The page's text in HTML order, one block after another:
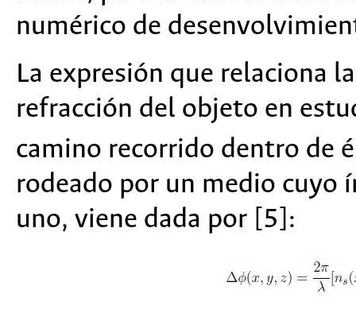
numérico de
La expresión que relaciona
refracción del objeto en
camino recorrido dentro de
rodeado por un medio cuyo
uno, viene dada por [5]: